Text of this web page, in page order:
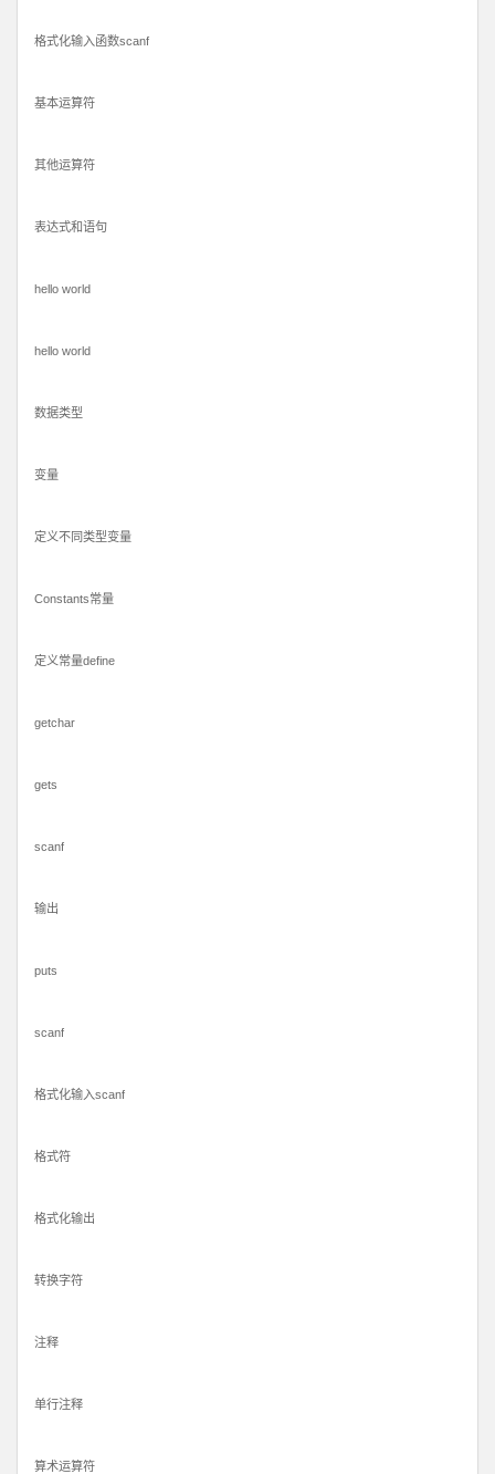
格式化输入函数scanf
基本运算符
其他运算符
表达式和语句
hello world
hello world
数据类型
变量
定义不同类型变量
Constants常量
定义常量define
getchar
gets
scanf
输出
puts
scanf
格式化输入scanf
格式符
格式化输出
转换字符
注释
单行注释
算术运算符